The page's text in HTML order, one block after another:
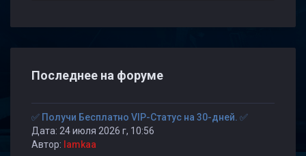
Последнее на форуме
✅ Получи Бесплатно VIP-Статус на 30-дней. ✅
Дата: 24 июля 2026 г, 10:56
Автор: lamkaa